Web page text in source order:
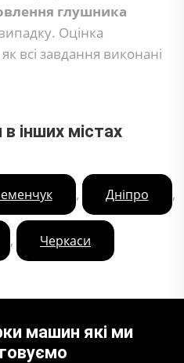
глушника
Оцінка
всі завдання виконані
інших містах
, Дніпро ,
, Черкаси
машин які ми